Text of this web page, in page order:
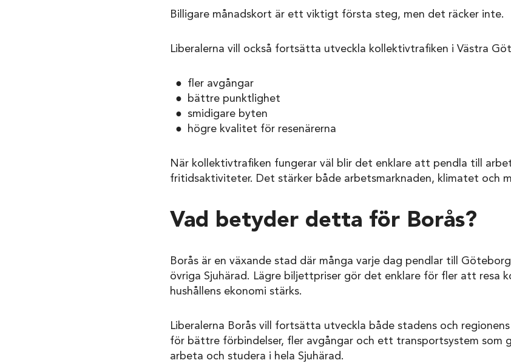
Billigare månadskort är ett viktigt första steg, men det räcker inte.
Liberalerna vill också fortsätta utveckla kollektivtrafiken i Västra
fler avgångar
bättre punktlighet
smidigare byten
högre kvalitet för resenärerna
När kollektivtrafiken fungerar väl blir det enklare att pendla till
fritidsaktiviteter. Det stärker både arbetsmarknaden, klimatet och
Vad betyder detta för Borås?
Borås är en växande stad där många varje dag pendlar till
övriga Sjuhärad. Lägre biljettpriser gör det enklare för fler att resa
hushållens ekonomi stärks.
Liberalerna Borås vill fortsätta utveckla både stadens och
för bättre förbindelser, fler avgångar och ett transportsystem som
arbeta och studera i hela Sjuhärad.